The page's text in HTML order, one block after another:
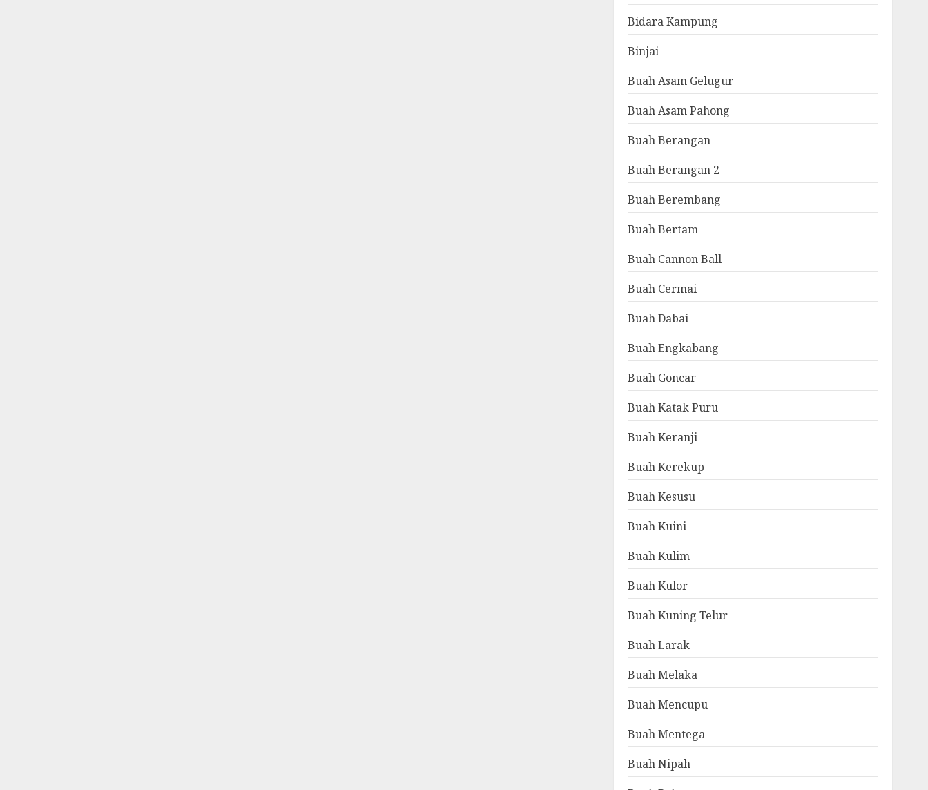
Bidara Kampung
Binjai
Buah Asam Gelugur
Buah Asam Pahong
Buah Berangan
Buah Berangan 2
Buah Berembang
Buah Bertam
Buah Cannon Ball
Buah Cermai
Buah Dabai
Buah Engkabang
Buah Goncar
Buah Katak Puru
Buah Keranji
Buah Kerekup
Buah Kesusu
Buah Kuini
Buah Kulim
Buah Kulor
Buah Kuning Telur
Buah Larak
Buah Melaka
Buah Mencupu
Buah Mentega
Buah Nipah